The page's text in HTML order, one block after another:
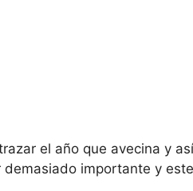
el año que avecina y
importante y